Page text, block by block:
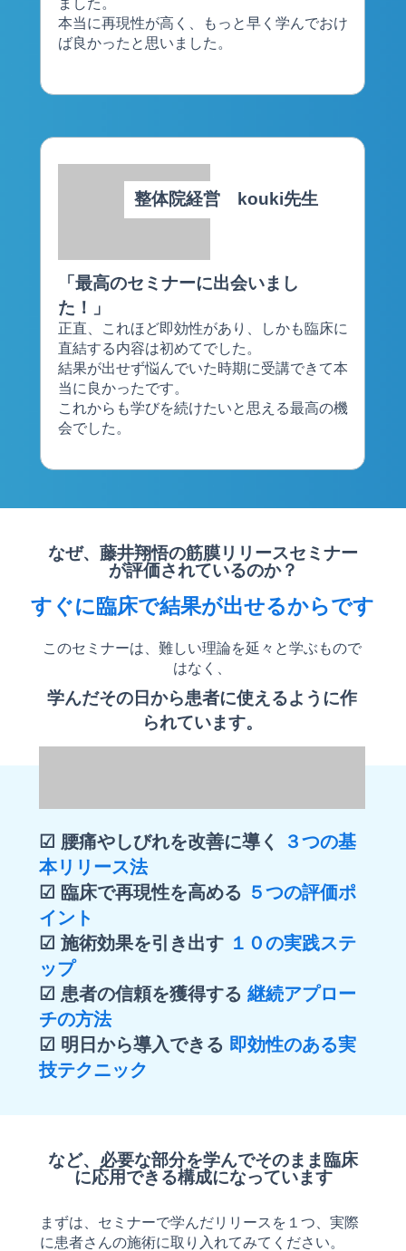
ました。
本当に再現性が高く、もっと早く学んでおけ
ば良かったと思いました。
整体院経営 kouki先生
「最高のセミナーに出会いまし
た！」
正直、これほど即効性があり、しかも臨床に
直結する内容は初めてでした。
結果が出せず悩んでいた時期に受講できて本
当に良かったです。
これからも学びを続けたいと思える最高の機
会でした。
なぜ、藤井翔悟の筋膜リリースセミナー
が評価されているのか？
すぐに臨床で結果が出せるからです
このセミナーは、難しい理論を延々と学ぶもので
はなく、
学んだその日から患者に使えるように作
られています。
☑ 腰痛やしびれを改善に導く
３つの基
本リリース法
☑ 臨床で再現性を高める ５つの評価ポ
イント
☑ 施術効果を引き出す １０の実践ステ
ップ
☑ 患者の信頼を獲得する 継続アプロー
チの方法
☑ 明日から導入できる 即効性のある実
技テクニック
など、必要な部分を学んでそのまま臨床
に応用できる構成になっています
まずは、セミナーで学んだリリースを１つ、実際
に患者さんの施術に取り入れてみてください。